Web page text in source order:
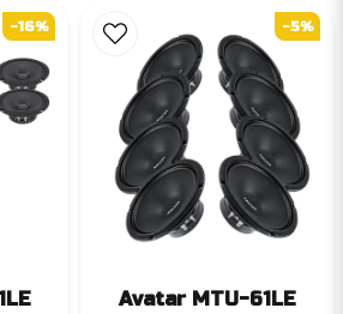
-16%
Avatar MTU-61LE
-5%